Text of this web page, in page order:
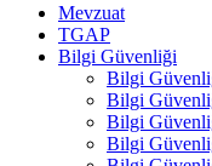
Mevzuat
TGAP
Bilgi Güvenliği
Bilgi
Bilgi
Bilgi
Bilgi